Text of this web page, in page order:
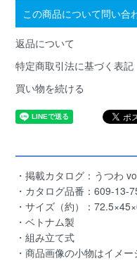
この商品について問い合
返品について
特定商取引法に基づく表記
買い物を続ける
・掲載カタログ：うつわ
・カタログ品番：609-13-
・サイズ（約）：
・ベトナム製
・組み立て式
・商品画像の小物はイメ